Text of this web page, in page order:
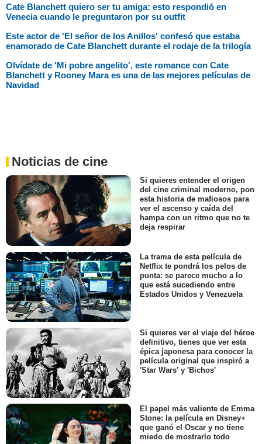
Cate Blanchett quiero ser tu amiga: esto respondió en
Venecia cuando le preguntaron por su outfit
Este actor de 'El señor de los Anillos' confesó que estaba
enamorado de Cate Blanchett durante el rodaje de la trilogía
Olvídate de 'Mi pobre angelito', este romance con Cate
Blanchett y Rooney Mara es una de las mejores películas de
Navidad
Noticias de cine
Si quieres entender el origen
del cine criminal moderno, pon
esta historia de mafiosos para
ver el ascenso y caída del
hampa con un ritmo que no te
deja respirar
La trama de esta película de
Netflix te pondrá los pelos de
punta: se parece mucho a lo
que está sucediendo entre
Estados Unidos y Venezuela
Si quieres ver el viaje del héroe
definitivo, tienes que ver esta
épica japonesa para conocer la
película original que inspiró a
'Star Wars' y 'Bichos'
El papel más valiente de Emma
Stone: la película en Disney+
que ganó el Oscar y no tiene
miedo de mostrarlo todo